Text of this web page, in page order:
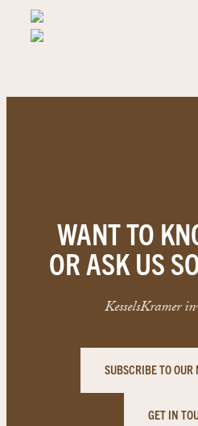
WANT TO
OR ASK US
KesselsKramer
SUBSCRIBE TO OUR
GET IN